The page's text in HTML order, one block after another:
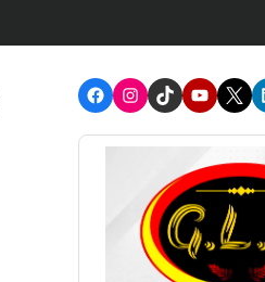
FacebookInstagram
TikTokYoutube
X